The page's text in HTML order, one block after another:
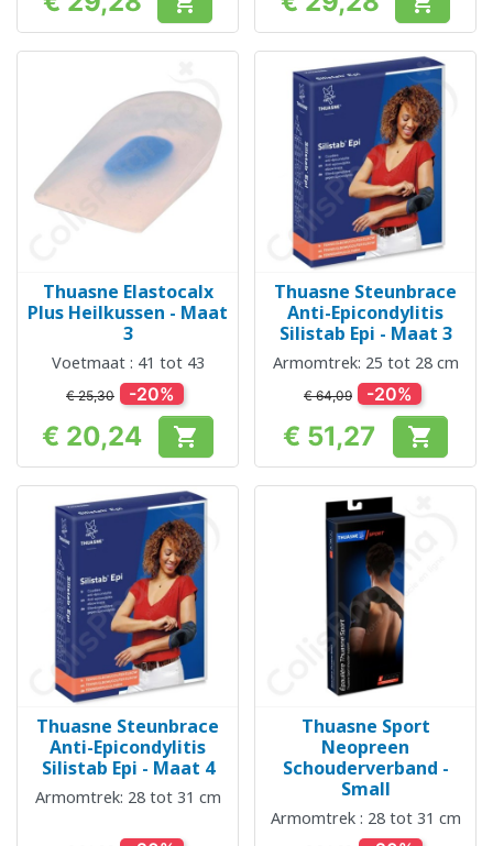
Prijs Prijs
Thuasne Elastocalx
Plus Heilkussen - Maat
3
Voetmaat : 41 tot 43
€ 25,30 -20%
Prijs
€ 20,24 
Thuasne Steunbrace
Anti-Epicondylitis
Silistab Epi - Maat 3
Armomtrek: 25 tot 28 cm
€ 64,09 -20%
Prijs
€ 51,27 
Thuasne Steunbrace
Anti-Epicondylitis
Silistab Epi - Maat 4
Armomtrek: 28 tot 31 cm
Thuasne Sport
Neopreen
Schouderverband -
Small
Armomtrek : 28 tot 31 cm